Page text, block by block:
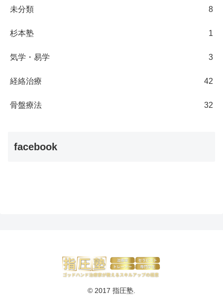
未分類 8
杉本塾 1
気学・易学 3
経絡治療 42
骨盤療法 32
facebook
© 2017 指圧塾.